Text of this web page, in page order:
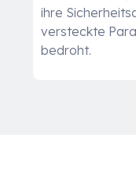
ihre
versteckte
bedroht.